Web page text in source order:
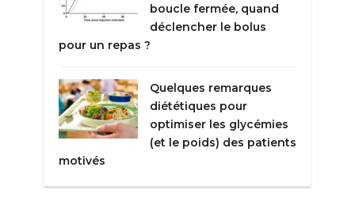
boucle fermée, quand
déclencher le bolus
pour un repas ?
Quelques remarques
diététiques pour
optimiser les glycémies
(et le poids) des patients
motivés